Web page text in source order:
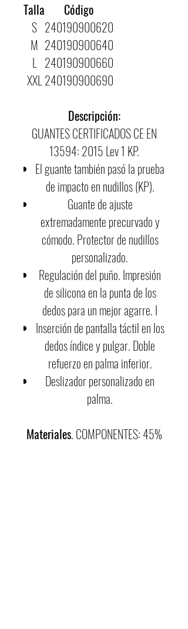
Talla
Código
S 240190900620
M 240190900640
L 240190900660
XXL 240190900690
Descripción:
GUANTES CERTIFICADOS CE EN
13594: 2015 Lev 1 KP.
El guante también pasó la prueba
de impacto en nudillos (KP).
Guante de ajuste
extremadamente precurvado y
cómodo. Protector de nudillos
personalizado.
Regulación del puño. Impresión
de silicona en la punta de los
dedos para un mejor agarre. I
Inserción de pantalla táctil en los
dedos índice y pulgar. Doble
refuerzo en palma inferior.
Deslizador personalizado en
palma.
Materiales. COMPONENTES: 45%